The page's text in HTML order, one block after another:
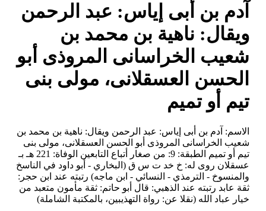
آدم بن أبى إياس: عبد الرحمن
ويقال: ناهية بن محمد بن
شعيب الخراسانى المروذى أبو
الحسن العسقلانى، مولى بنى
تيم أو تميم
الاسم: آدم بن أبى إياس: عبد الرحمن ويقال: ناهية بن محمد بن
شعيب الخراسانى المروذى أبو الحسن العسقلانى، مولى بنى
تيم أو تميم الطبقة: 9: من صغار أتباع التابعين الوفاة: 221 هـ بـ
عسقلان روى له: خ خد ت س ق (البخاري - أبو داود في الناسخ
والمنسوخ - الترمذي - النسائي - ابن ماجه) رتبته عند ابن حجر:
ثقة عابد رتبته عند الذهبي: قال أبو حاتم: ثقة مأمون متعبد من
خيار عباد الله (نقلا عن: رواة التهذيبين، بالمكتبة الشاملة)